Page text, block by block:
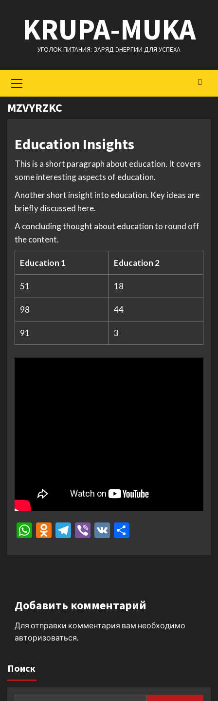
содержимому
KRUPA-MUKA
УГОЛОК ПИТАНИЯ: ЗАРЯД ЭНЕРГИИ ДЛЯ УСПЕХА
меню
MZVYRZKC
Education Insights
This is a short paragraph about education. It covers
some interesting aspects of education.
Another short insight into education. Key ideas are
briefly discussed here.
A concluding thought about education to round off
the content.
Education 1 Education 2
51 18
98 44
91 3
WhatsApp
Odnoklassniki
Telegram
Viber
VK
Добавить комментарий
Для отправки комментария вам необходимо
авторизоваться
Поиск